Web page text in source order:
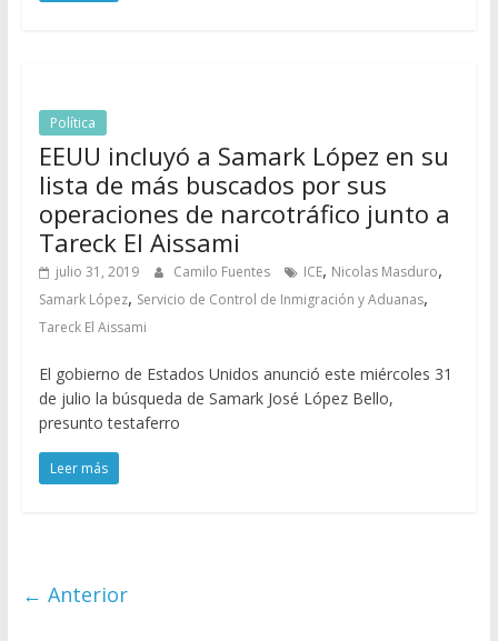
Política
EEUU incluyó a Samark López en su
lista de más buscados por sus
operaciones de narcotráfico junto a
Tareck El Aissami
julio 31, 2019 Camilo Fuentes ICE, Nicolas Masduro,
Samark López, Servicio de Control de Inmigración y Aduanas,
Tareck El Aissami
El gobierno de Estados Unidos anunció este miércoles 31
de julio la búsqueda de Samark José López Bello,
presunto testaferro
Leer más
← Anterior